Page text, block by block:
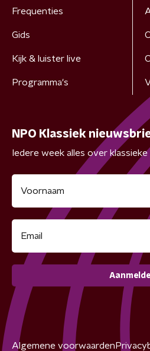
Frequenties
Gids
Kijk & luister live
Programma's
NPO Klassiek
Iedere week alles over
Algemene voorwaarden